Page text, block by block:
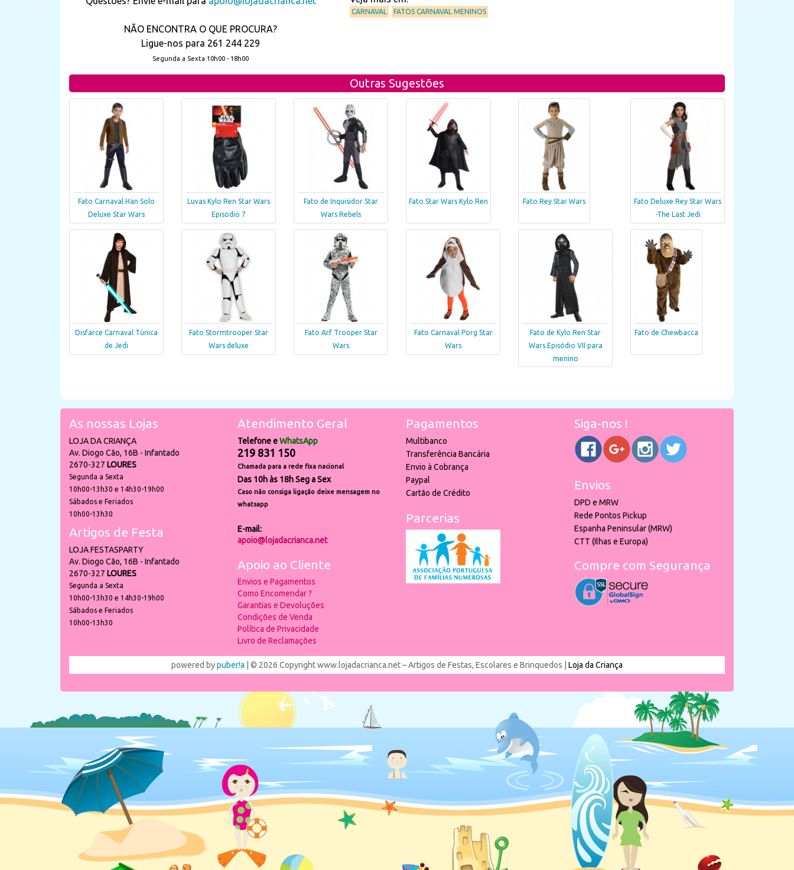
NÃO ENCONTRA O QUE PROCURA?
Ligue-nos para 261 244 229
Segunda a Sexta 10h00 - 18h00
CARNAVAL FATOS CARNAVAL MENINOS
Outras Sugestões
Fato Carnaval Han Solo
Deluxe Star Wars
Luvas Kylo Ren Star Wars
Episodio 7
Fato de Inquisidor Star
Wars Rebels
Fato Star Wars Kylo Ren Fato Rey Star Wars
Fato Deluxe Rey Star Wars
-The Last Jedi
Disfarce Carnaval Túnica
de Jedi
Fato Stormtrooper Star
Wars deluxe
Fato Arf Trooper Star
Wars
Fato Carnaval Porg Star
Wars
Fato de Kylo Ren Star
Wars Episódio VII para
menino
Fato de Chewbacca
As nossas Lojas
LOJA DA CRIANÇA
Av. Diogo Cão, 16B - Infantado
2670-327 LOURES
Segunda a Sexta
10h00-13h30 e 14h30-19h00
Sábados e Feriados
10h00-13h30
Artigos de Festa
LOJA FESTASPARTY
Av. Diogo Cão, 16B - Infantado
2670-327 LOURES
Segunda a Sexta
10h00-13h30 e 14h30-19h00
Sábados e Feriados
10h00-13h30
Atendimento Geral
Telefone eWhatsApp
219 831 150
Chamada para a rede fixa nacional
Das 10h às 18h Seg a Sex
Caso não consiga ligação deixe mensagem no
whatsapp
E-mail:
apoio@lojadacrianca.net
Apoio ao Cliente
Envios e Pagamentos
Como Encomendar ?
Garantias e Devoluções
Condições de Venda
Política de Privacidade
Livro de Reclamações
Pagamentos
Multibanco
Transferência Bancária
Envio à Cobrança
Paypal
Cartão de Crédito
Parcerias
Siga-nos !
Envios
DPD e MRW
Rede Pontos Pickup
Espanha Peninsular (MRW)
CTT (Ilhas e Europa)
Compre com Segurança
powered bypuber!a | © 2026 Copyright www.lojadacrianca.net – Artigos de Festas, Escolares e Brinquedos | Loja da Criança